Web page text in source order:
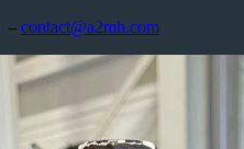
– contact@a2mh.com